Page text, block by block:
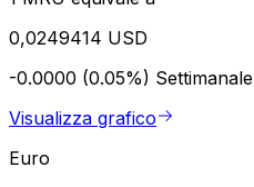
0,0249414 USD
-0.0000 (0.05%) Settimanale
Visualizza grafico
Euro